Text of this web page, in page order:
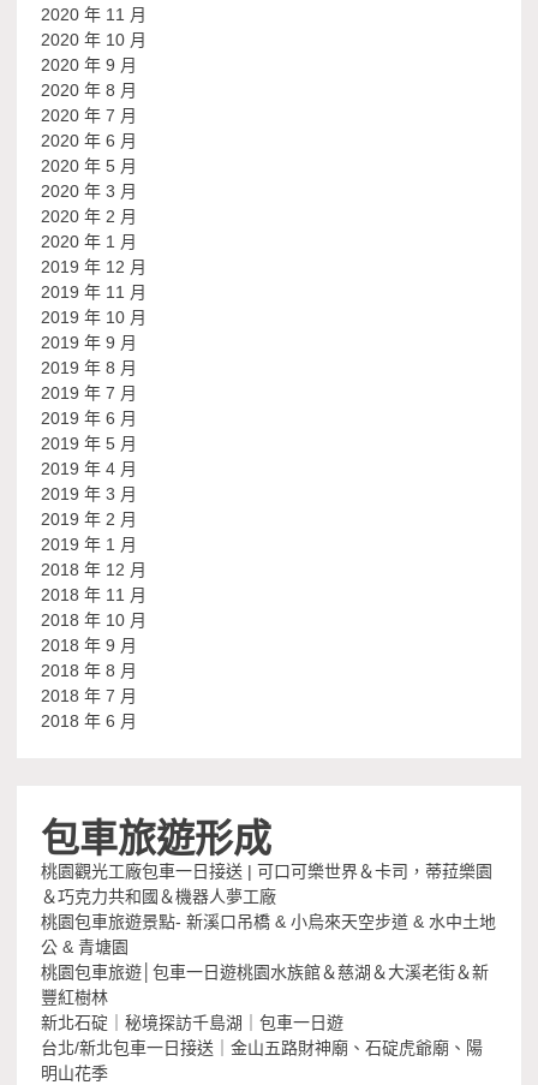
2020 年 11 月
2020 年 10 月
2020 年 9 月
2020 年 8 月
2020 年 7 月
2020 年 6 月
2020 年 5 月
2020 年 3 月
2020 年 2 月
2020 年 1 月
2019 年 12 月
2019 年 11 月
2019 年 10 月
2019 年 9 月
2019 年 8 月
2019 年 7 月
2019 年 6 月
2019 年 5 月
2019 年 4 月
2019 年 3 月
2019 年 2 月
2019 年 1 月
2018 年 12 月
2018 年 11 月
2018 年 10 月
2018 年 9 月
2018 年 8 月
2018 年 7 月
2018 年 6 月
包車旅遊形成
桃園觀光工廠包車一日接送 | 可口可樂世界＆卡司，蒂菈樂園
＆巧克力共和國＆機器人夢工廠
桃園包車旅遊景點- 新溪口吊橋 & 小烏來天空步道 & 水中土地
公 & 青塘園
桃園包車旅遊│包車一日遊桃園水族館＆慈湖＆大溪老街＆新
豐紅樹林
新北石碇｜秘境探訪千島湖｜包車一日遊
台北/新北包車一日接送｜金山五路財神廟、石碇虎爺廟、陽
明山花季